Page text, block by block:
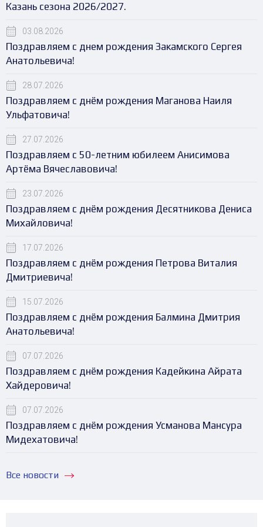
Казань сезона 2026/2027.
03.08.2026
Поздравляем с днем рождения Закамского Сергея
Анатольевича!
28.07.2026
Поздравляем с днём рождения Маганова Наиля
Ульфатовича!
27.07.2026
Поздравляем с 50-летним юбилеем Анисимова
Артёма Вячеславовича!
23.07.2026
Поздравляем с днём рождения Десятникова Дениса
Михайловича!
17.07.2026
Поздравляем с днём рождения Петрова Виталия
Дмитриевича!
15.07.2026
Поздравляем с днём рождения Балмина Дмитрия
Анатольевича!
07.07.2026
Поздравляем с днём рождения Кадейкина Айрата
Хайдеровича!
07.07.2026
Поздравляем с днём рождения Усманова Мансура
Мидехатовича!
Все новости